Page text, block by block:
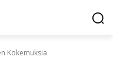
Kokemuksia